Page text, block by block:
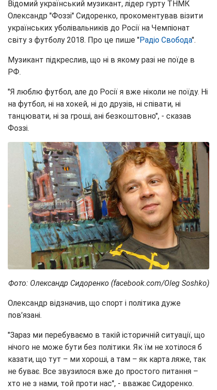
Відомий український музикант, лідер гурту ТНМК
Олександр "Фоззі" Сидоренко, прокоментував візити
українських уболівальників до Росії на Чемпіонат
світу з футболу 2018. Про це пише "Радіо Свобода".
Музикант підкреслив, що ні в якому разі не поїде в
РФ.
"Я люблю футбол, але до Росії я вже ніколи не поїду. Ні
на футбол, ні на хокей, ні до друзів, ні співати, ні
танцювати, ні за гроші, ані безкоштовно", - сказав
Фоззі.
Фото: Олександр Сидоренко (facebook.com/Oleg Soshko)
Олександр відзначив, що спорт і політика дуже
пов’язані.
"Зараз ми перебуваємо в такій історичній ситуації, що
нічого не може бути без політики. Як їм не хотілося б
казати, що тут – ми хороші, а там – як карта ляже, так
не буває. Все звузилося вже до простого питання –
хто не з нами, той проти нас", - вважає Сидоренко.